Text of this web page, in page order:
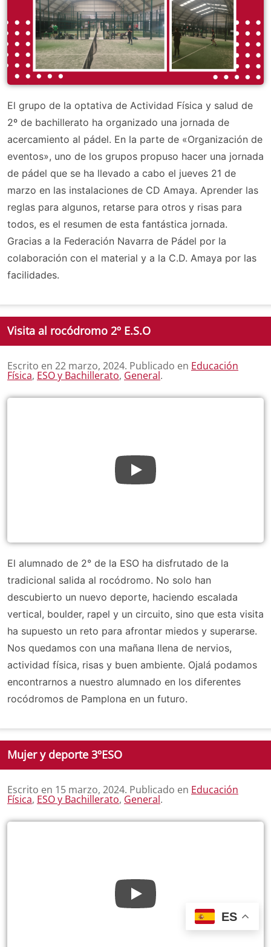
El grupo de la optativa de Actividad Física y salud de
2º de bachillerato ha organizado una jornada de
acercamiento al pádel. En la parte de «Organización de
eventos», uno de los grupos propuso hacer una jornada
de pádel que se ha llevado a cabo el jueves 21 de
marzo en las instalaciones de CD Amaya. Aprender las
reglas para algunos, retarse para otros y risas para
todos, es el resumen de esta fantástica jornada.
Gracias a la Federación Navarra de Pádel por la
colaboración con el material y a la C.D. Amaya por las
facilidades.
Visita al rocódromo 2º E.S.O
Escrito en 22 marzo, 2024. Publicado en Educación
Física, ESO y Bachillerato, General.
El alumnado de 2° de la ESO ha disfrutado de la
tradicional salida al rocódromo. No solo han
descubierto un nuevo deporte, haciendo escalada
vertical, boulder, rapel y un circuito, sino que esta visita
ha supuesto un reto para afrontar miedos y superarse.
Nos quedamos con una mañana llena de nervios,
actividad física, risas y buen ambiente. Ojalá podamos
encontrarnos a nuestro alumnado en los diferentes
rocódromos de Pamplona en un futuro.
Mujer y deporte 3ºESO
Escrito en 15 marzo, 2024. Publicado en Educación
Física, ESO y Bachillerato, General.
ES